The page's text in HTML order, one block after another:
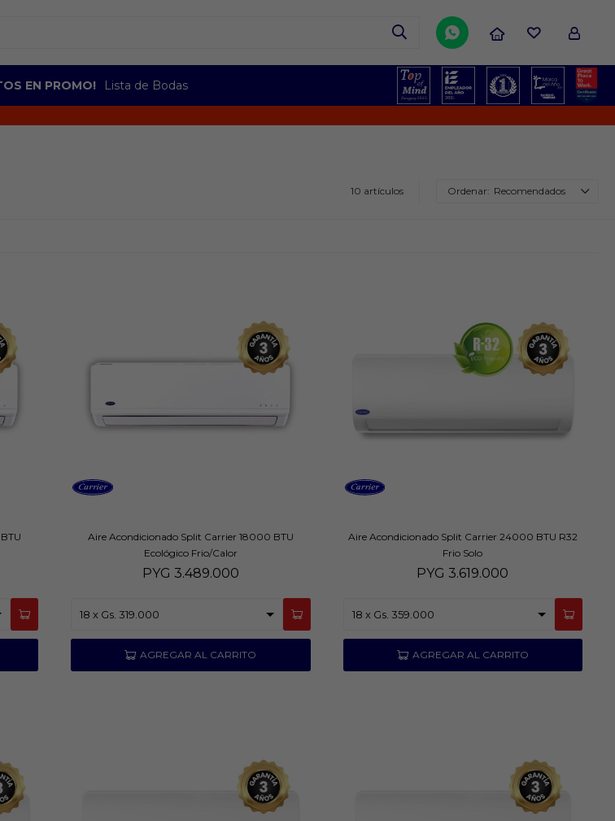
EN PROMO! Lista de Bodas

10 artículos Recomendados
Aire Acondicionado Split Carrier 18000 BTU
Ecológico Frio/Calor
PYG 3.489.000
Aire Acondicionado Split Carrier 24000 BTU R32
Frio Solo
PYG 3.619.000